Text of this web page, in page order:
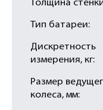
Толщина
Тип батареи:
Дискретность
измерения, кг:
Размер
колеса, мм: